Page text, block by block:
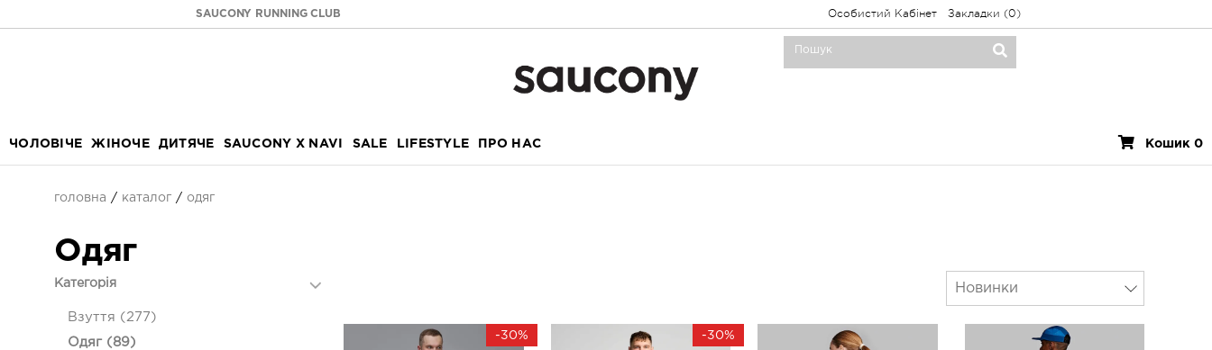
SAUCONY RUNNING CLUB Особистий Кабінет Закладки (0)
ЧОЛОВІЧЕ ЖІНОЧЕ ДИТЯЧЕ SAUCONY X NAVI SALE LIFESTYLE ПРО НАС Кошик 0
головна каталог одяг
Одяг
Категорія
Взуття (277)
Одяг (89)
Новинки
-30% -30%